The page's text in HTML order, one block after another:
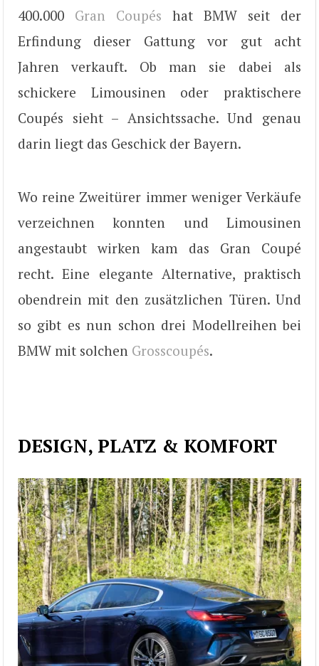
400.000 Gran Coupés hat BMW seit der
Erfindung dieser Gattung vor gut acht
Jahren verkauft. Ob man sie dabei als
schickere Limousinen oder praktischere
Coupés sieht – Ansichtssache. Und genau
darin liegt das Geschick der Bayern.
Wo reine Zweitürer immer weniger Verkäufe
verzeichnen konnten und Limousinen
angestaubt wirken kam das Gran Coupé
recht. Eine elegante Alternative, praktisch
obendrein mit den zusätzlichen Türen. Und
so gibt es nun schon drei Modellreihen bei
BMW mit solchen Grosscoupés.
DESIGN, PLATZ & KOMFORT